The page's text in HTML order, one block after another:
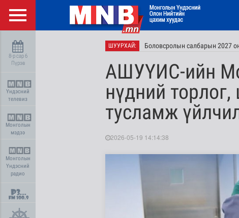
8-р сар 6
Пүрэв
Үндэсний
телевиз
Монголын
мэдээ
Монголын
Үндэсний
радио
ШУУРХАЙ: Боловсролын салбарын 2027
АШУҮИС-ийн
нүдний
тусламж
2026-05-19 14:14:38